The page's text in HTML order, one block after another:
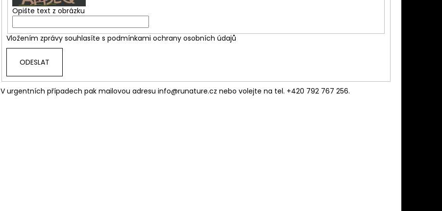
Opište text z obrázku
Vložením zprávy souhlasíte s podmínkami ochrany osobních údajů
ODESLAT
V urgentních případech pak mailovou adresu info@runature.cz nebo volejte na tel. +420 792 767 256.